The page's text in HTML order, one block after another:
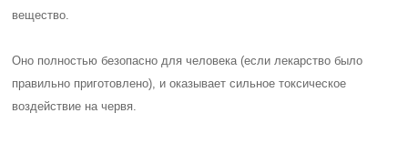
вещество.
Оно полностью безопасно для человека (если лекарство было
правильно приготовлено), и оказывает сильное токсическое
воздействие на червя.